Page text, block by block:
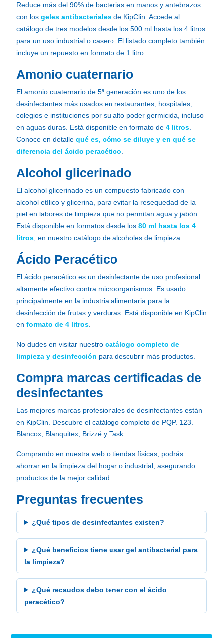
Reduce más del 90% de bacterias en manos y antebrazos
con los geles antibacteriales de KipClin. Accede al
catálogo de tres modelos desde los 500 ml hasta los 4 litros
para un uso industrial o casero. El listado completo también
incluye un repuesto en formato de 1 litro.
Amonio cuaternario
El amonio cuaternario de 5ª generación es uno de los
desinfectantes más usados en restaurantes, hospitales,
colegios e instituciones por su alto poder germicida, incluso
en aguas duras. Está disponible en formato de 4 litros
Conoce en detalle qué es, cómo se diluye y en qué se
diferencia del ácido peracético
Alcohol glicerinado
El alcohol glicerinado es un compuesto fabricado con
alcohol etílico y glicerina, para evitar la resequedad de la
piel en labores de limpieza que no permitan agua y jabón.
Está disponible en formatos desde los 80 ml hasta los 4
litros , en nuestro catálogo de alcoholes de limpieza.
Ácido Peracético
El ácido peracético es un desinfectante de uso profesional
altamente efectivo contra microorganismos. Es usado
principalmente en la industria alimentaria para la
desinfección de frutas y verduras. Está disponible en KipClin
en formato de 4 litros
No dudes en visitar nuestro catálogo completo de
limpieza y desinfección para descubrir más productos.
Compra marcas certificadas de
desinfectantes
Las mejores marcas profesionales de desinfectantes están
en KipClin. Descubre el catálogo completo de PQP, 123,
Blancox, Blanquitex, Brizzé y Task.
Comprando en nuestra web o tiendas físicas, podrás
ahorrar en la limpieza del hogar o industrial, asegurando
productos de la mejor calidad.
Preguntas frecuentes
¿Qué tipos de desinfectantes existen?
¿Qué beneficios tiene usar gel antibacterial para
la limpieza?
¿Qué recaudos debo tener con el ácido
peracético?